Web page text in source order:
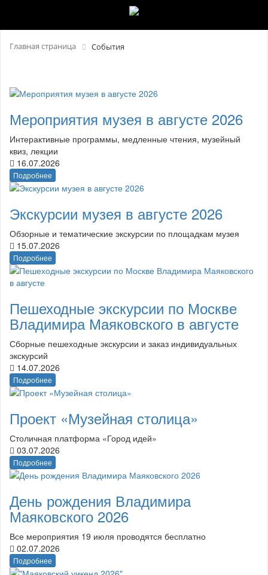
Главная страница События
Мероприятия музея в августе 2026
Интерактивные программы, медленные чтения, музейный
квиз, лекции
16.07.2026
Подробнее
Экскурсии музея в августе 2026
Обзорные и тематические экскурсии по площадкам музея
15.07.2026
Подробнее
Пешеходные экскурсии по Москве
Владимира Маяковского в августе
Сборные пешеходные экскурсии и заказ индивидуальных
экскурсий
14.07.2026
Подробнее
Проект «Музейная столица»
Столичная платформа «Город идей»
03.07.2026
Подробнее
День рождения Владимира
Маяковского 2026
Все мероприятия 19 июля проводятся бесплатно
02.07.2026
Подробнее